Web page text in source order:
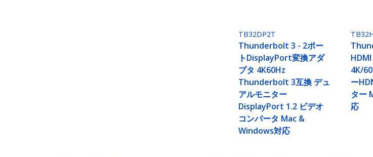
TB32DP2T
Thunderbolt 3 - 2ポー
トDisplayPort変換アダ
プタ 4K60Hz
Thunderbolt 3互換 デュ
アルモニター
DisplayPort 1.2 ビデオ
コンバータ Mac &
Windows対応
4K/
ー
ター
応